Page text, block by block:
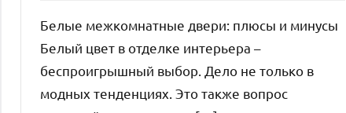
Белые межкомнатные двери: плюсы и минусы
Белый цвет в отделке интерьера –
беспроигрышный выбор. Дело не только в
модных тенденциях. Это также вопрос